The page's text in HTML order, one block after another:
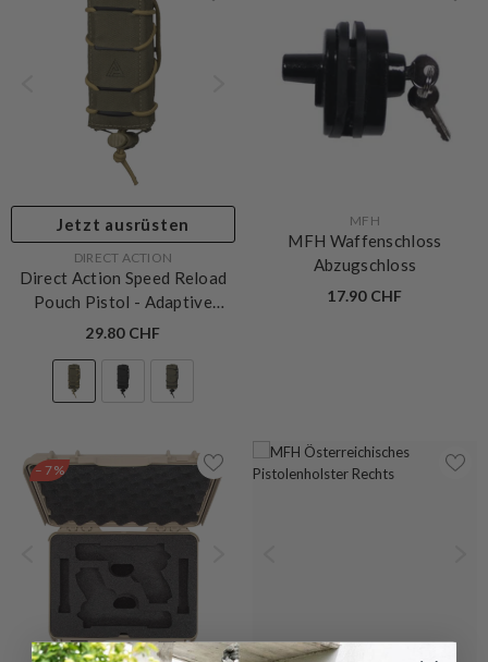
Jetzt ausrüsten
VERKÄUFERIN:DIRECT ACTION
Direct Action Speed Reload
Pouch Pistol - Adaptive
Green
29.80 CHF
MFH
MFH Waffenschloss
Abzugschloss
17.90 CHF
– 7%